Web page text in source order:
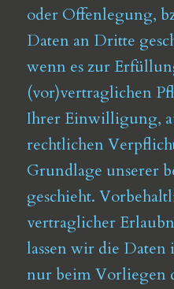
oder Offenlegung,
Daten an Dritte
wenn es zur
(vor)vertraglichen
Ihrer Einwilligung,
rechtlichen
Grundlage unserer
geschieht.
vertraglicher
lassen wir die
nur beim Vorliegen